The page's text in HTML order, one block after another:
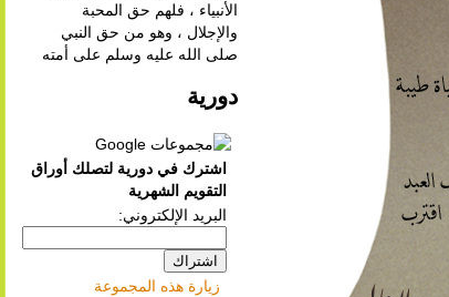
الأنبياء ، فلهم حق المحبة
والإجلال ، وهو من حق النبي
صلى الله عليه وسلم على أمته
دورية
اشترك في دورية لتصلك أوراق
التقويم الشهرية
البريد الإلكتروني:
زيارة هذه المجموعة